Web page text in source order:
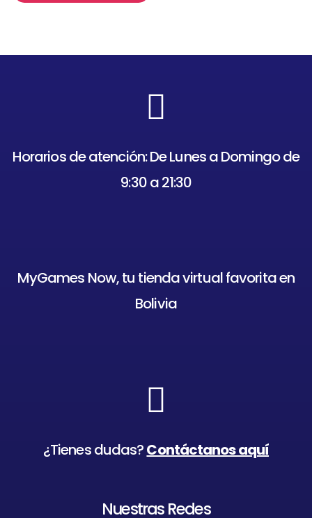
Horarios de atención: De Lunes a Domingo de
9:30 a 21:30
MyGames Now, tu tienda virtual favorita en
Bolivia
¿Tienes dudas?Contáctanos aquí
Nuestras Redes